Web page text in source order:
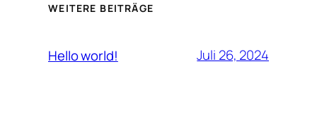
WEITERE BEITRÄGE
Hello world! Juli 26, 2024